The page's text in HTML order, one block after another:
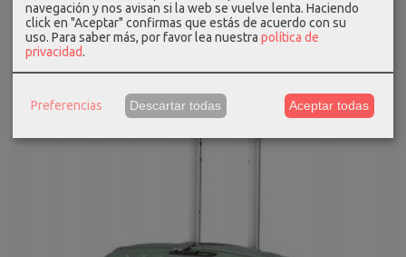
navegación y nos avisan si la web se vuelve lenta. Haciendo
click en "Aceptar" confirmas que estás de acuerdo con su
uso. Para saber más, por favor lea nuestra política de
privacidad.
Preferencias Descartar todas Aceptar todas